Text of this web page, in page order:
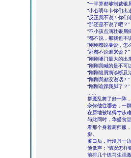
“一半算都够制裁银
“小心明年卡你们出
“反正我不说！你们
“那还是不说了吧？”
“不小孩点滴壮银屑
“都不说，那我也不
“刚刚都说要说，怎
“那都不说谁来说？”
“刚刚嗓门最大的出
“刚刚我喊的是不可
“刚刚银屑病诊断及
“刚刚我都没说话！”
“刚刚谁踩我脚了？”
群魔乱舞了好一阵
奈何他往哪去，一
在原地被堵得寸步
与此同时，华盛食
看那个身着厨师服
影。
窗口后，叶漫舟一
他低声：“情况怎样
前排几个练习生强